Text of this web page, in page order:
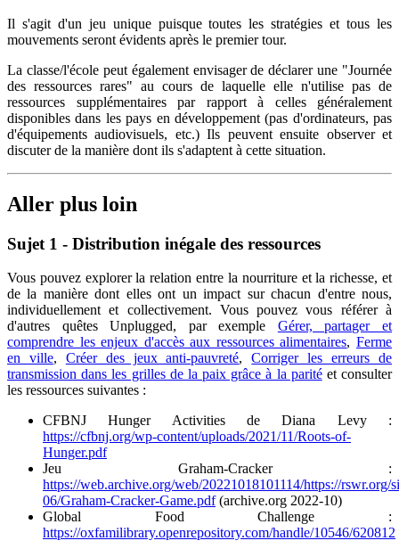
Il s'agit d'un jeu unique puisque toutes les stratégies et tous les
mouvements seront évidents après le premier tour.
La classe/l'école peut également envisager de déclarer une "Journée
des ressources rares" au cours de laquelle elle n'utilise pas de
ressources supplémentaires par rapport à celles généralement
disponibles dans les pays en développement (pas d'ordinateurs, pas
d'équipements audiovisuels, etc.) Ils peuvent ensuite observer et
discuter de la manière dont ils s'adaptent à cette situation.
Aller plus loin
Sujet 1 - Distribution inégale des ressources
Vous pouvez explorer la relation entre la nourriture et la richesse, et
de la manière dont elles ont un impact sur chacun d'entre nous,
individuellement et collectivement. Vous pouvez vous référer à
d'autres quêtes Unplugged, par exemple Gérer, partager et
comprendre les enjeux d'accès aux ressources alimentaires,Ferme
en ville, Créer des jeux anti-pauvreté,Corriger les erreurs de
transmission dans les grilles de la paix grâce à la paritéet consulter
les ressources suivantes :
CFBNJ Hunger Activities de Diana Levy :
https://cfbnj.org/wp-content/uploads/2021/11/Roots-of-
Hunger.pdf
Jeu Graham-Cracker :
https://web.archive.org/web/20221018101114/https://rswr.org/
06/Graham-Cracker-Game.pdf(archive.org 2022-10)
Global Food Challenge :
https://oxfamilibrary.openrepository.com/handle/10546/620812